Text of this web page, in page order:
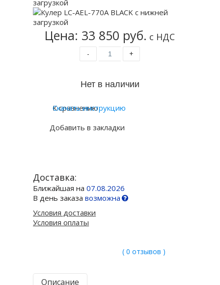
Цена: 33 850 руб. с НДС
- +
К сравнению
Добавить в закладки
Скачать инструкцию
Доставка:
Ближайшая на07.08.2026
В день заказавозможна
Условия доставки
Условия оплаты
( 0 отзывов )
Описание